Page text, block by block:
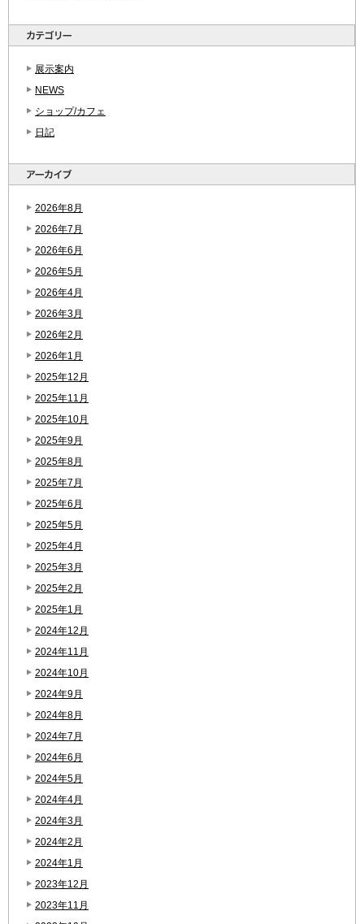
展示案内
NEWS
ショップ/カフェ
日記
2026年8月
2026年7月
2026年6月
2026年5月
2026年4月
2026年3月
2026年2月
2026年1月
2025年12月
2025年11月
2025年10月
2025年9月
2025年8月
2025年7月
2025年6月
2025年5月
2025年4月
2025年3月
2025年2月
2025年1月
2024年12月
2024年11月
2024年10月
2024年9月
2024年8月
2024年7月
2024年6月
2024年5月
2024年4月
2024年3月
2024年2月
2024年1月
2023年12月
2023年11月